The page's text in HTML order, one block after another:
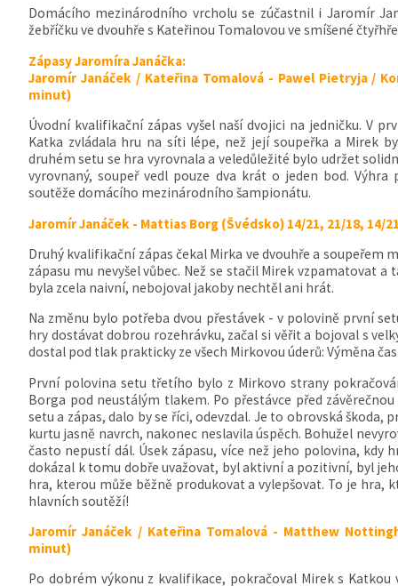
Domácího mezinárodního vrcholu se zúčastnil i Jaromír
žebříčku ve dvouhře s Kateřinou Tomalovou ve smíšené
Zápasy Jaromíra Janáčka:
Jaromír Janáček / Kateřina Tomalová - Pawel Pietryja /
minut)
Úvodní kvalifikační zápas vyšel naší dvojici na jedničku. V
Katka zvládala hru na síti lépe, než její soupeřka a Mirek
druhém setu se hra vyrovnala a veledůležité bylo udržet
vyrovnaný, soupeř vedl pouze dva krát o jeden bod.
soutěže domácího mezinárodního šampionátu.
Jaromír Janáček - Mattias Borg (Švédsko) 14/21, 21/18, 14/
Druhý kvalifikační zápas čekal Mirka ve dvouhře a soupeřem
zápasu mu nevyšel vůbec. Než se stačil Mirek vzpamatovat
byla zcela naivní, nebojoval jakoby nechtěl ani hrát.
Na změnu bylo potřeba dvou přestávek - v polovině první
hry dostávat dobrou rozehrávku, začal si věřit a bojoval s
dostal pod tlak prakticky ze všech Mirkovou úderů: Výměna
První polovina setu třetího bylo z Mirkovo strany
Borga pod neustálým tlakem. Po přestávce před
setu a zápas, dalo by se říci, odevzdal. Je to obrovská škoda,
kurtu jasně navrch, nakonec neslavila úspěch. Bohužel
často nepustí dál. Úsek zápasu, více než jeho polovina, kdy
dokázal k tomu dobře uvažovat, byl aktivní a pozitivní, byl
hra, kterou může běžně produkovat a vylepšovat. To je hra,
hlavních soutěží!
Jaromír Janáček / Kateřina Tomalová - Matthew
minut)
Po dobrém výkonu z kvalifikace, pokračoval Mirek s